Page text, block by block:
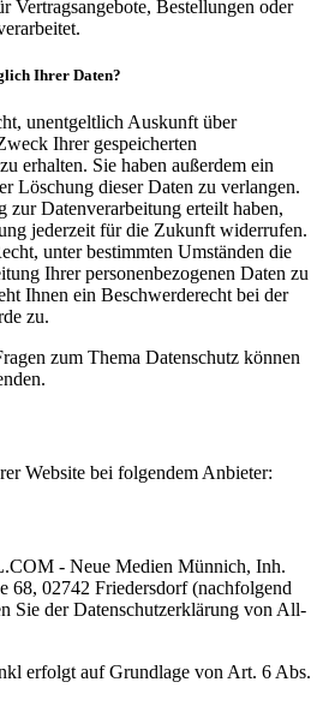
Vertragsangebote, Bestellungen oder
Ihrer Daten?
unentgeltlich Auskunft über
Ihrer gespeicherten
erhalten. Sie haben außerdem ein
Löschung dieser Daten zu verlangen.
Datenverarbeitung erteilt haben,
jederzeit für die Zukunft widerrufen.
unter bestimmten Umständen die
Ihrer personenbezogenen Daten zu
Ihnen ein Beschwerderecht bei der
zu.
zum Thema Datenschutz können
Website bei folgendem Anbieter:
- Neue Medien Münnich, Inh.
68, 02742 Friedersdorf (nachfolgend
Sie der Datenschutzerklärung von All-
erfolgt auf Grundlage von Art. 6 Abs.